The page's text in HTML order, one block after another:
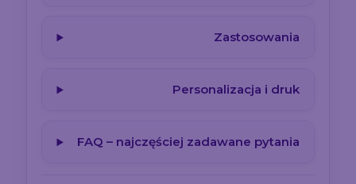
Zastosowania
Personalizacja i druk
FAQ – najczęściej zadawane pytania